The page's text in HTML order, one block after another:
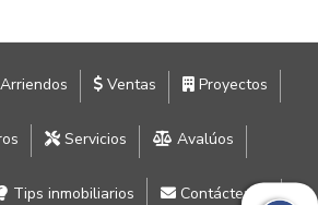
Ventas Proyectos
Servicios Avalúos
Tips inmobiliarios Contáctenos